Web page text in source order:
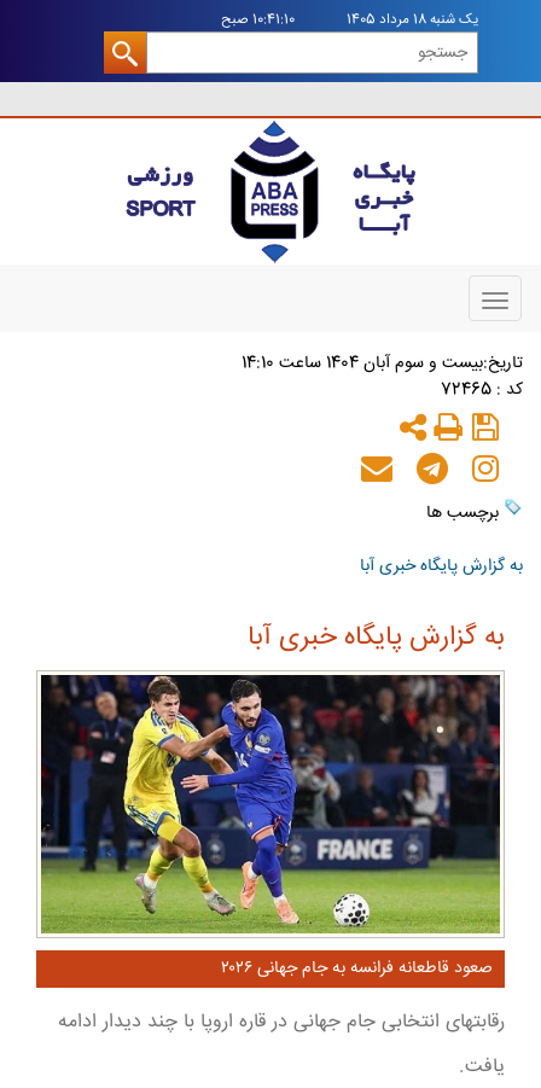
يک شنبه 18 مرداد 1405 10:41:11 صبح
Toggle
navigation
تاريخ:بيست و سوم آبان 1404 ساعت 14:10
کد : 72465
برچسب ها
به گزارش پایگاه خبری آبا
به گزارش پایگاه خبری آبا
صعود قاطعانه فرانسه به جام جهانی ۲۰۲۶
رقابتهای انتخابی جام جهانی در قاره اروپا با چند دیدار ادامه
یافت.